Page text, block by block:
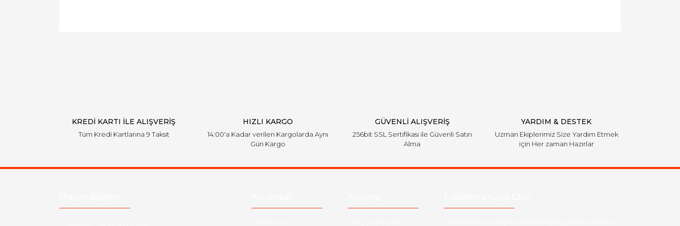
KREDİ KARTI İLE ALIŞVERİŞ
Tüm Kredi Kartlarına 9 Taksit
HIZLI KARGO
14:00'a Kadar verilen Kargolarda Aynı
Gün Kargo
GÜVENLİ ALIŞVERİŞ
256bit SSL Sertifikası ile Güvenli Satın
Alma
YARDIM & DESTEK
Uzman Ekiplerimiz Size Yardım Etmek
için Her zaman Hazırlar